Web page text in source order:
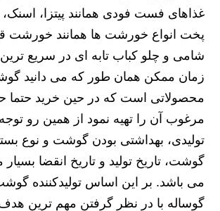
غذاهای فست فودی همانند پیتزا،
پخت انواع خورشت ها همانند خورشت
شامی و چلو کباب تابه ای در سریع ترین
زمان ممکن همان طور که می دانید
محصولاتی است که در حین خرید حتما
مرغوب آن را تهیه نمود از همین رو توجه
تولیدی، بهداشتی بودن گوشت و نوع
گوشت، تاریخ تولید و تاریخ انقضا
می باشد. بر این اساس تولیدکننده
گوساله با در نظر گرفتن مهم ترین